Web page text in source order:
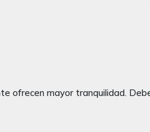
ofrecen mayor tranquilidad.